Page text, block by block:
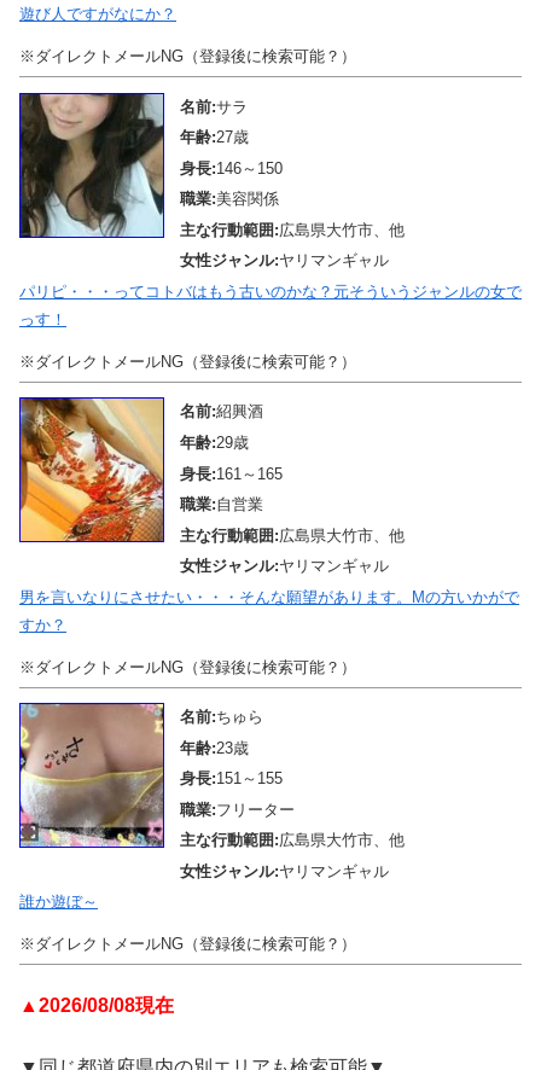
遊び人ですがなにか？
※ダイレクトメールNG（登録後に検索可能？）
名前:サラ
年齢:27歳
身長:146～150
職業:美容関係
主な行動範囲:広島県大竹市、他
女性ジャンル:ヤリマンギャル
パリピ・・・ってコトバはもう古いのかな？元そういうジャンルの女で
っす！
※ダイレクトメールNG（登録後に検索可能？）
名前:紹興酒
年齢:29歳
身長:161～165
職業:自営業
主な行動範囲:広島県大竹市、他
女性ジャンル:ヤリマンギャル
男を言いなりにさせたい・・・そんな願望があります。Mの方いかがで
すか？
※ダイレクトメールNG（登録後に検索可能？）
名前:ちゅら
年齢:23歳
身長:151～155
職業:フリーター
主な行動範囲:広島県大竹市、他
女性ジャンル:ヤリマンギャル
誰か遊ぼ～
※ダイレクトメールNG（登録後に検索可能？）
▲2026/08/08現在